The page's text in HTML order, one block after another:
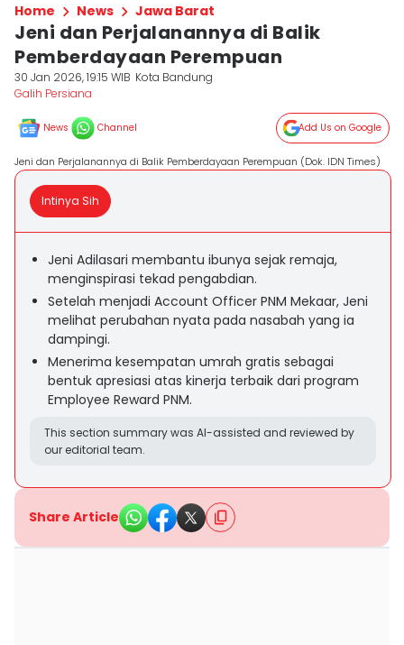
Home News Jawa Barat
Jeni dan Perjalanannya di Balik
Pemberdayaan Perempuan
30 Jan 2026, 19:15 WIB Kota Bandung
Galih Persiana
News Channel Add Us on Google
Jeni dan Perjalanannya di Balik Pemberdayaan Perempuan (Dok. IDN Times)
Intinya Sih
Jeni Adilasari membantu ibunya sejak remaja,
menginspirasi tekad pengabdian.
Setelah menjadi Account Officer PNM Mekaar, Jeni
melihat perubahan nyata pada nasabah yang ia
dampingi.
Menerima kesempatan umrah gratis sebagai
bentuk apresiasi atas kinerja terbaik dari program
Employee Reward PNM.
This section summary was AI-assisted and reviewed by
our editorial team.
Share Article